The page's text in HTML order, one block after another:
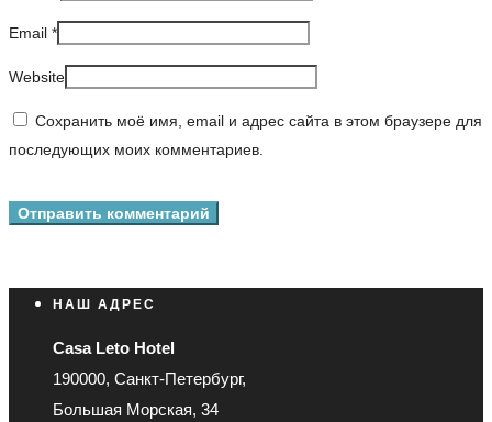
Email *
Website
Сохранить моё имя, email и адрес сайта в этом браузере для
последующих моих комментариев.
НАШ АДРЕС
Casa Leto Hotel
190000, Санкт-Петербург,
Большая Морская, 34